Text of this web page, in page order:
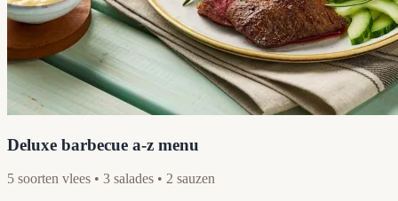
Deluxe barbecue a-z menu
5 soorten vlees • 3 salades • 2 sauzen